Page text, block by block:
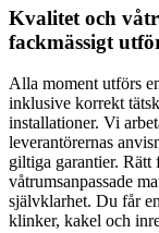
Kvalitet och
fackmässigt
Alla moment utförs
inklusive korrekt
installationer. Vi
leverantörernas
giltiga garantier.
våtrumsanpassade
självklarhet. Du får
klinker, kakel och